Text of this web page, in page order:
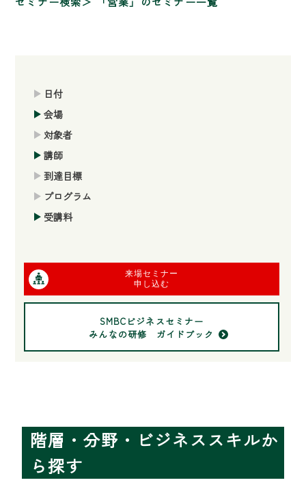
日付
会場
対象者
講師
到達目標
プログラム
受講料
来場セミナー
申し込む
SMBCビジネスセミナー
みんなの研修 ガイドブック
階層・分野・ビジネススキルか
ら探す